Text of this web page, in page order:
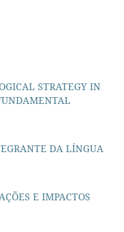
STRATEGY IN
DA LÍNGUA
E IMPACTOS